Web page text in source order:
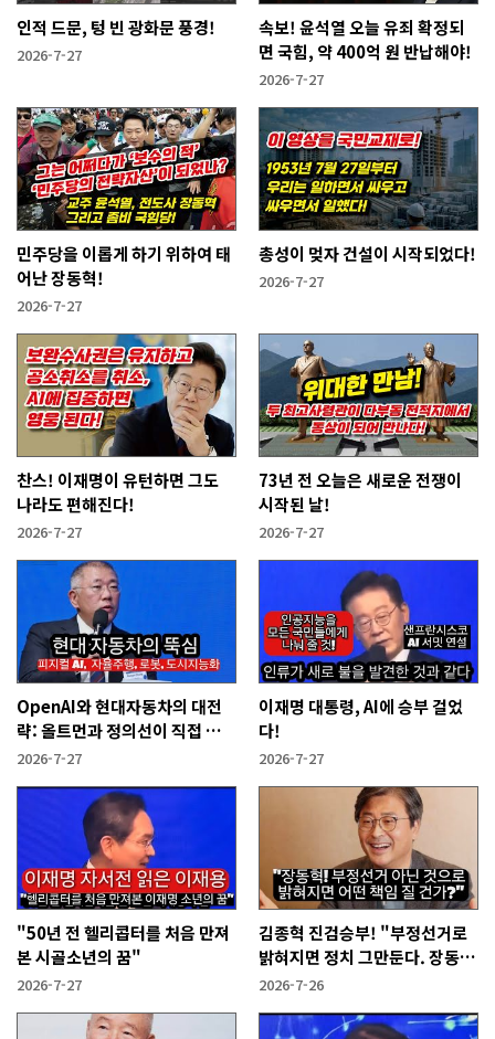
인적 드문, 텅 빈 광화문 풍경!
2026-7-27
속보! 윤석열 오늘 유죄 확정되
면 국힘, 약 400억 원 반납해야!
2026-7-27
민주당을 이롭게 하기 위하여 태
어난 장동혁!
2026-7-27
총성이 멎자 건설이 시작되었다!
2026-7-27
찬스! 이재명이 유턴하면 그도
나라도 편해진다!
2026-7-27
73년 전 오늘은 새로운 전쟁이
시작된 날!
2026-7-27
OpenAI와 현대자동차의 대전
략: 올트먼과 정의선이 직접 설
명한다!
2026-7-27
이재명 대통령, AI에 승부 걸었
다!
2026-7-27
"50년 전 헬리콥터를 처음 만져
본 시골소년의 꿈"
2026-7-27
김종혁 진검승부! "부정선거로
밝혀지면 정치 그만둔다. 장동혁
당신들은?"
2026-7-26